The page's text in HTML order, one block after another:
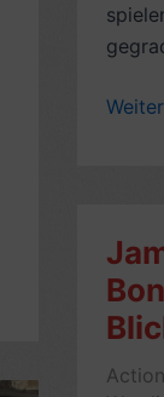
King
Is
Back
mit